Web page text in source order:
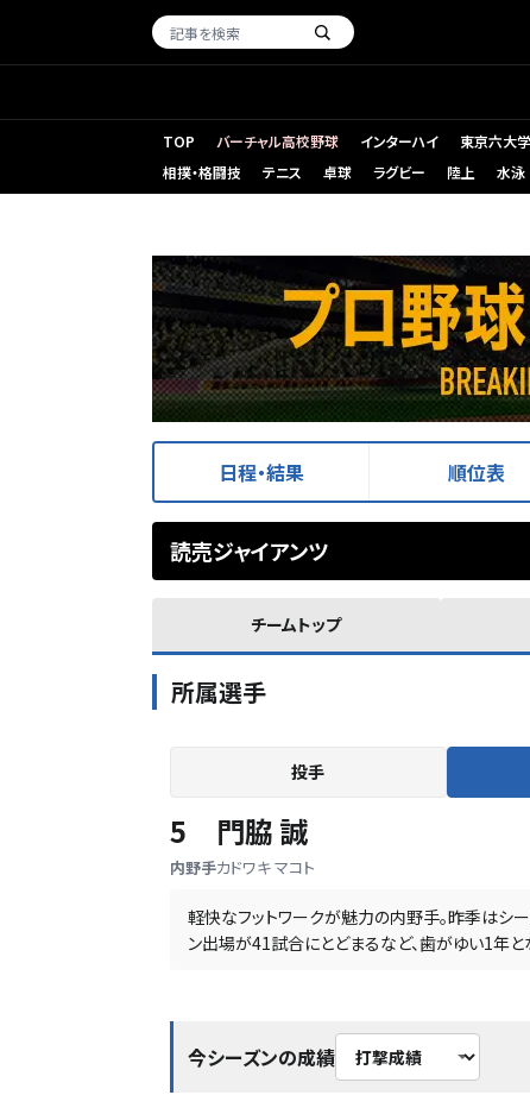
TOP バーチャル高校野球 インターハイ 東京六大
相撲・格闘技
テニス 卓球 ラグビー 陸上 水泳
日程・結果 順位表
読売ジャイアンツ
チームトップ
所属選手
投手
5
内野手
門脇 誠
カドワキ マコト
軽快なフットワークが魅力の内野手。昨季はシ
ン出場が41試合にとどまるなど、歯がゆい1年と
今シーズンの成績